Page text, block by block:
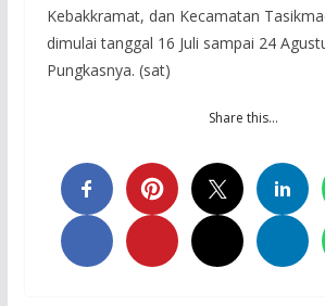
Kebakkramat, dan Kecamatan
dimulai tanggal 16 Juli sampai 24
Pungkasnya. (sat)
Share this…